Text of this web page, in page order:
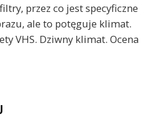
przez co jest specyficzne
ale to potęguje klimat.
VHS. Dziwny klimat. Ocena